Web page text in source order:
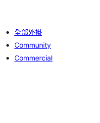
全部外掛
Community
Commercial